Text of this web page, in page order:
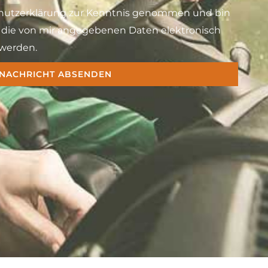
zur Kenntnis genommen und bin
von mir angegebenen Daten elektronisch
ABSENDEN